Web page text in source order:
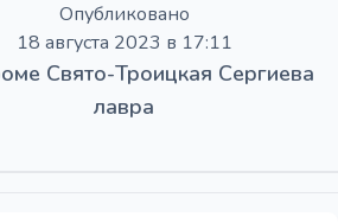
Опубликовано
18 августа 2023 в 17:11
Свято-Троицкая Сергиева
лавра